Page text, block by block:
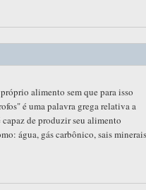
alimento sem que para isso
é uma palavra grega relativa a
de produzir seu alimento
água, gás carbônico, sais